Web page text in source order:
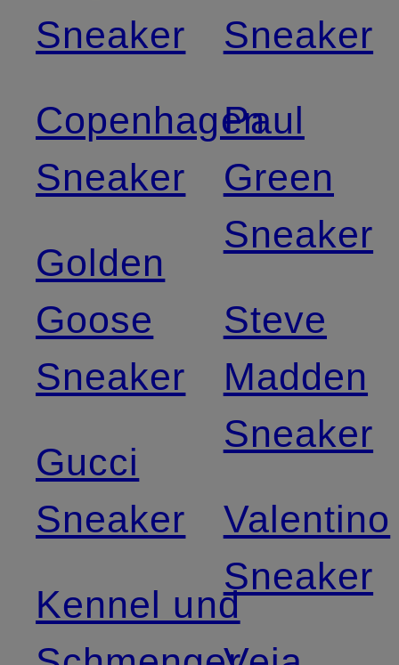
Sneaker
Copenhagen
Sneaker
Golden
Goose
Sneaker
Gucci
Sneaker
Kennel und
Sneaker
Paul
Green
Sneaker
Steve
Madden
Sneaker
Valentino
Sneaker